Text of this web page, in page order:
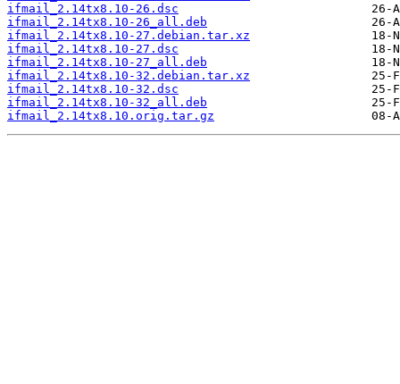
ifmail_2.14tx8.10-26.dsc
ifmail_2.14tx8.10-26_all.deb
ifmail_2.14tx8.10-27.debian.tar.xz
ifmail_2.14tx8.10-27.dsc
ifmail_2.14tx8.10-27_all.deb
ifmail_2.14tx8.10-32.debian.tar.xz
ifmail_2.14tx8.10-32.dsc
ifmail_2.14tx8.10-32_all.deb
ifmail_2.14tx8.10.orig.tar.gz